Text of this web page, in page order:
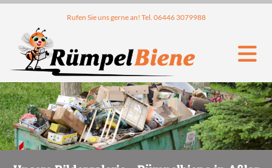
Rufen Sie uns gerne an! Tel. 06446 3079988